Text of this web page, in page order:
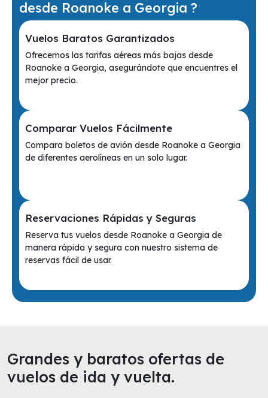
desde Roanoke a Georgia ?
Vuelos Baratos Garantizados
Ofrecemos las tarifas aéreas más bajas desde
Roanoke a Georgia, asegurándote que encuentres el
mejor precio.
Comparar Vuelos Fácilmente
Compara boletos de avión desde Roanoke a Georgia
de diferentes aerolíneas en un solo lugar.
Reservaciones Rápidas y Seguras
Reserva tus vuelos desde Roanoke a Georgia de
manera rápida y segura con nuestro sistema de
reservas fácil de usar.
Grandes y baratos ofertas de
vuelos de ida y vuelta.